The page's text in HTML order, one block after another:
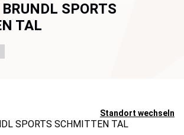
SPORTS
TAL
Standort wechseln
SPORTS SCHMITTEN TAL